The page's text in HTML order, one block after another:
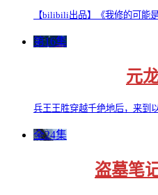
【bilibili出品】《我修的可能
第16集
元
兵王王胜穿越千绝地后，来到
全24集
盗墓笔